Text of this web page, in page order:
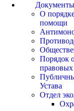
Документы
О
помощи
Порядок
правовых
Устава
Отдел